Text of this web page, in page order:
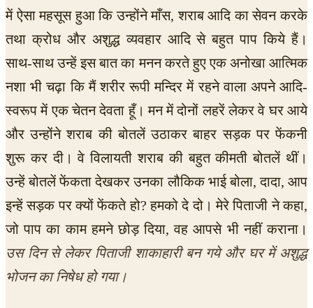
में ऐसा महसूस हुआ कि उन्होंने माँस, शराब आदि का सेवन करके
तथा क्रोध और अशुद्ध व्यवहार आदि से बहुत पाप किये हैं।
साथ-साथ उन्हें इस बात का मनन करते हुए एक अनोखा आत्मिक
नशा भी चढ़ा कि मैं शरीर रूपी मन्दिर में रहने वाला अपने आदि-
स्वरूप में एक चेतन देवता हूँ। मन में दोनों लहरें लेकर वे घर आये
और उन्होंने शराब की बोतलें उठाकर बाहर सड़क पर फेंकनी
शुरू कर दी। वे विलायती शराब की बहुत कीमती बोतलें थीं।
उन्हें बोतलें फेंकता देखकर उनका लौकिक भाई बोला, दादा, आप
इन्हें सड़क पर क्यों फेंकते हो? हमको दे दो। मेरे पिताजी ने कहा,
जो पाप का काम हमने छोड़ दिया, वह आपसे भी नहीं कराना।
उस दिन से लेकर पिताजी शाकाहारी बन गये और घर में अशुद्ध
भोजन का निषेध हो गया।